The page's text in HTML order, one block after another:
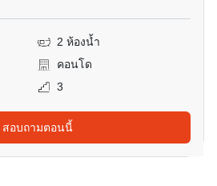
2 ห้องน้ำ
คอนโด
3
สอบถามตอนนี้